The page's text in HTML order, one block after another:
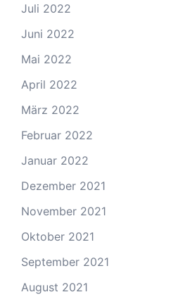
Juli 2022
Juni 2022
Mai 2022
April 2022
März 2022
Februar 2022
Januar 2022
Dezember 2021
November 2021
Oktober 2021
September 2021
August 2021